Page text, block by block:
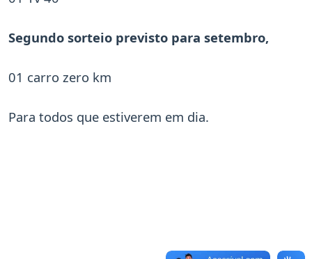
Segundo sorteio previsto para setembro,
01 carro zero km
Para todos que estiverem em dia.